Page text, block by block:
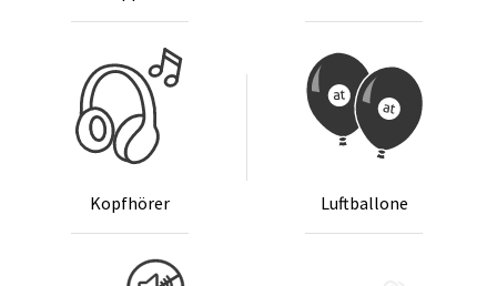
Kopf­hö­rer Luft­bal­lo­ne